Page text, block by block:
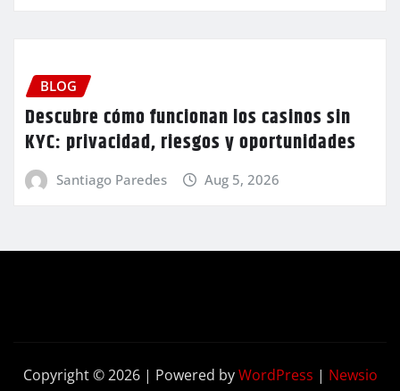
BLOG
Descubre cómo funcionan los casinos sin
KYC: privacidad, riesgos y oportunidades
Santiago Paredes Aug 5, 2026
Copyright © 2026 | Powered byWordPress | Newsio